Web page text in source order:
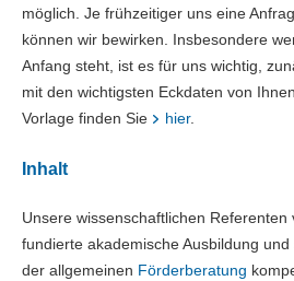
möglich. Je frühzeitiger uns eine
können wir bewirken. Insbesondere
Anfang steht, ist es für uns wichtig,
mit den wichtigsten Eckdaten von
Vorlage finden Sie
hier.
Inhalt
Unsere wissenschaftlichen
fundierte akademische Ausbildung
der allgemeinen Förderberatung